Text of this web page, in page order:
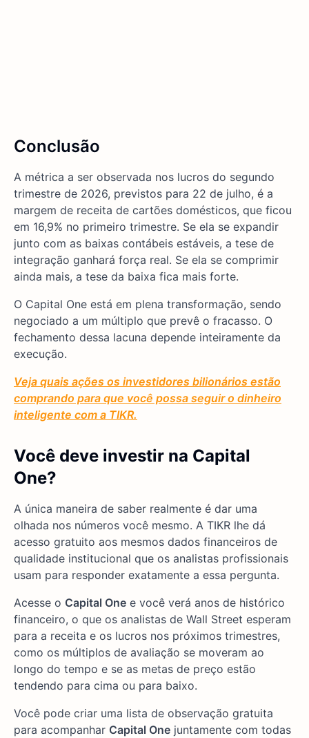
Conclusão
A métrica a ser observada nos lucros do segundo
trimestre de 2026, previstos para 22 de julho, é a
margem de receita de cartões domésticos, que ficou
em 16,9% no primeiro trimestre. Se ela se expandir
junto com as baixas contábeis estáveis, a tese de
integração ganhará força real. Se ela se comprimir
ainda mais, a tese da baixa fica mais forte.
O Capital One está em plena transformação, sendo
negociado a um múltiplo que prevê o fracasso. O
fechamento dessa lacuna depende inteiramente da
execução.
Veja quais ações os investidores bilionários estão
comprando para que você possa seguir o dinheiro
inteligente com a TIKR.
Você deve investir na Capital
One?
A única maneira de saber realmente é dar uma
olhada nos números você mesmo. A TIKR lhe dá
acesso gratuito aos mesmos dados financeiros de
qualidade institucional que os analistas profissionais
usam para responder exatamente a essa pergunta.
Acesse o Capital One e você verá anos de histórico
financeiro, o que os analistas de Wall Street esperam
para a receita e os lucros nos próximos trimestres,
como os múltiplos de avaliação se moveram ao
longo do tempo e se as metas de preço estão
tendendo para cima ou para baixo.
Você pode criar uma lista de observação gratuita
para acompanhar Capital One juntamente com todas